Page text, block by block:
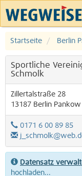
Startseite Berlin
Sportliche
Schmolk
Zillertalstraße 28
13187 Berlin Pankow
0171 6 00 89 85
Datensatz
hochladen...